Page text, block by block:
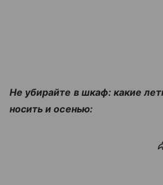
Не убирайте в шкаф: какие
носить и осенью: